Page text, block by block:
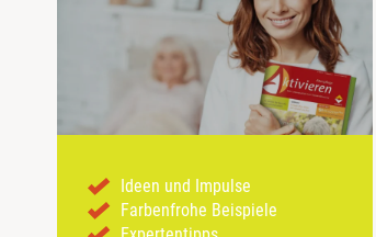
Ideen und Impulse
Farbenfrohe Beispiele